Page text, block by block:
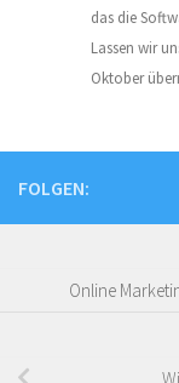
das die
Lassen wir
Oktober
FOLGEN:
Online